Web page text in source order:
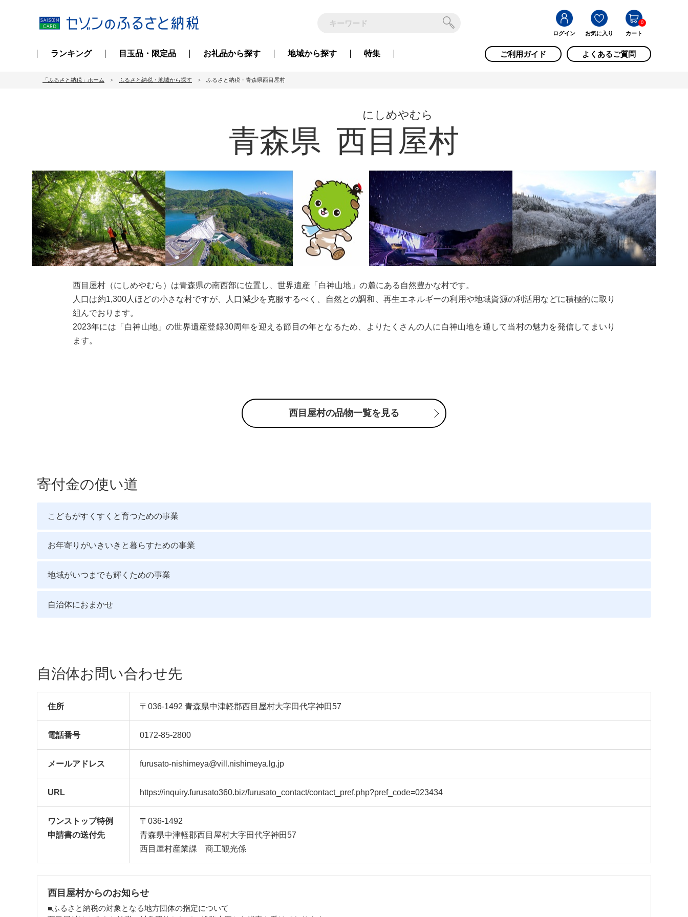
ログイン お気に入り カート
0
ランキング 目玉品・限定品 お礼品から探す 地域から探す 特集 ご利用ガイド よくあるご質問
「ふるさと納税」ホーム ふるさと納税・地域から探す ふるさと納税・青森県西目屋村
青森県 西目屋村
にしめやむら
西目屋村（にしめやむら）は青森県の南西部に位置し、世界遺産「白神山地」の麓にある自然豊かな村です。
人口は約1,300人ほどの小さな村ですが、人口減少を克服するべく、自然との調和、再生エネルギーの利用や地域資源の利活用などに積極的に取り
組んでおります。
2023年には「白神山地」の世界遺産登録30周年を迎える節目の年となるため、よりたくさんの人に白神山地を通して当村の魅力を発信してまいり
ます。
西目屋村の品物一覧を見る
寄付金の使い道
こどもがすくすくと育つための事業
お年寄りがいきいきと暮らすための事業
地域がいつまでも輝くための事業
自治体におまかせ
自治体お問い合わせ先
住所 〒036-1492 青森県中津軽郡西目屋村大字田代字神田57
電話番号 0172-85-2800
メールアドレス furusato-nishimeya@vill.nishimeya.lg.jp
URL https://inquiry.furusato360.biz/furusato_contact/contact_pref.php?pref_code=023434
ワンストップ特例
申請書の送付先
〒036-1492
青森県中津軽郡西目屋村大字田代字神田57
西目屋村産業課 商工観光係
西目屋村からのお知らせ
■ふるさと納税の対象となる地方団体の指定について